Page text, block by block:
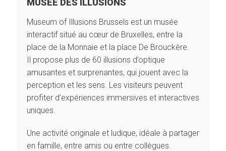
MUSÉE DES ILLUSIONS
Museum of Illusions Brussels est un musée
interactif situé au cœur de Bruxelles, entre la
place de la Monnaie et la place De Brouckère.
Il propose plus de 60 illusions d’optique
amusantes et surprenantes, qui jouent avec la
perception et les sens. Les visiteurs peuvent
profiter d’expériences immersives et interactives
uniques.
Une activité originale et ludique, idéale à partager
en famille, entre amis ou entre collègues.